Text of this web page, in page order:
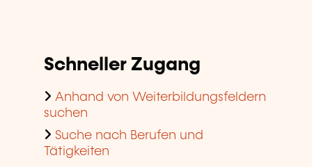
Schneller Zugang
Anhand von Weiterbildungsfeldern
suchen
Suche nach Berufen und
Tätigkeiten